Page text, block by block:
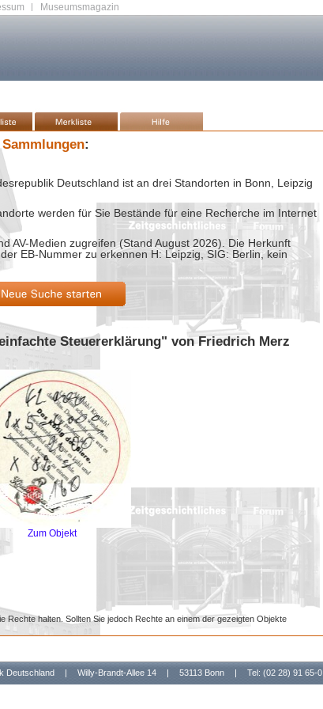
| Museumsmagazin
:
Deutschland ist an drei Standorten in Bonn, Leipzig
werden für Sie Bestände für eine Recherche im Internet
AV-Medien zugreifen (Stand August 2026). Die Herkunft
EB-Nummer zu erkennen H: Leipzig, SIG: Berlin, kein
Steuererklärung" von Friedrich Merz
Zum Objekt
Rechte halten. Sollten Sie jedoch Rechte an einem der gezeigten Objekte
Deutschland | Willy-Brandt-Allee 14 | 53113 Bonn | Tel: (02 28) 91 65-0